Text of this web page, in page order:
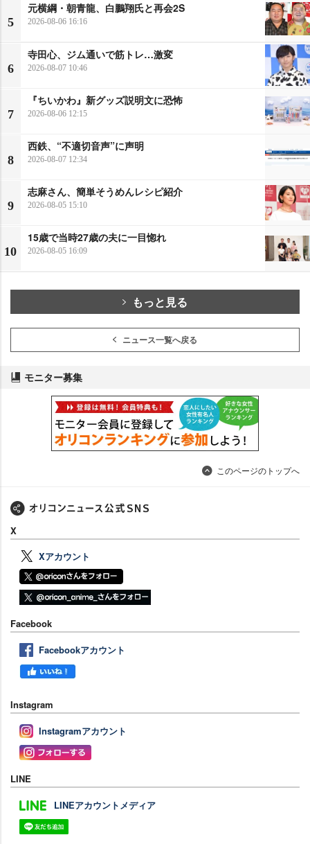
5
元横綱・朝青龍、白鵬翔氏と再会2S
2026-08-06 16:16
6
寺田心、ジム通いで筋トレ…激変
2026-08-07 10:46
7
『ちいかわ』新グッズ説明文に恐怖
2026-08-06 12:15
8
西鉄、“不適切音声”に声明
2026-08-07 12:34
9
志麻さん、簡単そうめんレシピ紹介
2026-08-05 15:10
10
15歳で当時27歳の夫に一目惚れ
2026-08-05 16:09
もっと見る
ニュース一覧へ戻る
モニター募集
このページのトップへ
X
Xアカウント
Facebook
Facebookアカウント
Instagram
Instagramアカウント
LINE
LINEアカウントメディア